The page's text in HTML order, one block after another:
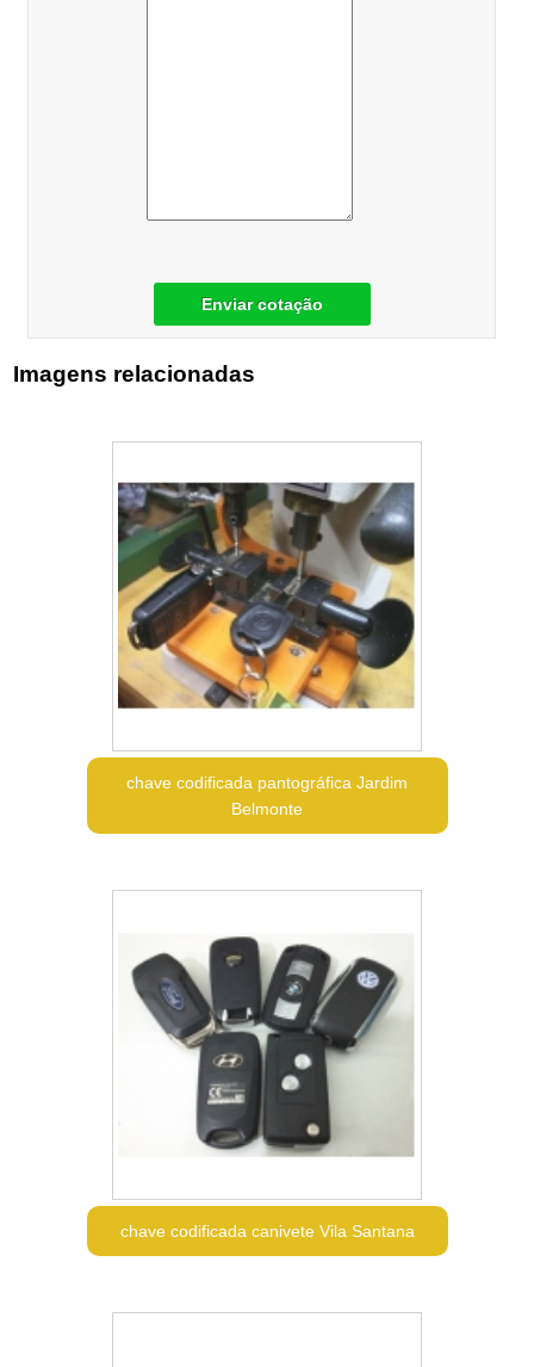
Enviar cotação
Imagens relacionadas
chave codificada pantográfica Jardim
Belmonte
chave codificada canivete Vila Santana